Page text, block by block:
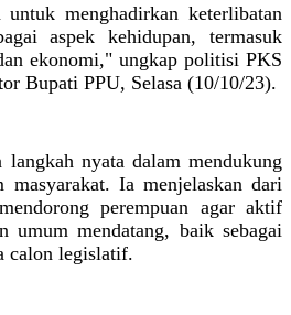
menghadirkan keterlibatan
aspek kehidupan, termasuk
ekonomi," ungkap politisi PKS
Bupati PPU, Selasa (10/10/23).
nyata dalam mendukung
masyarakat. Ia menjelaskan dari
perempuan agar aktif
umum mendatang, baik sebagai
calon legislatif.